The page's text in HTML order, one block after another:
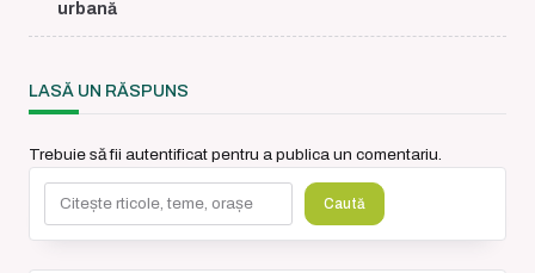
subtitle
screen-
text">Page</span>
urbană
LASĂ UN RĂSPUNS
Trebuie să fii autentificat pentru a publica un comentariu.
Caută